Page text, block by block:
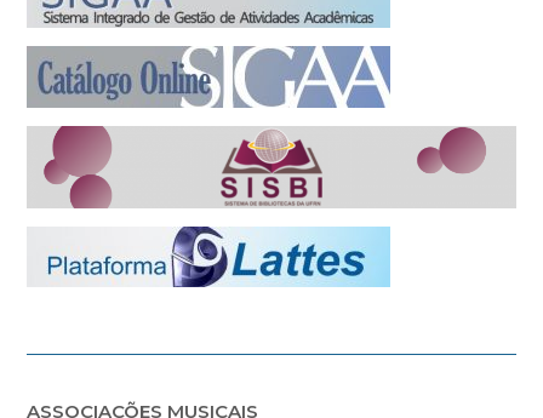
ASSOCIAÇÕES MUSICAIS